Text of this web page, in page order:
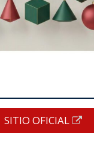
SITIO OFICIAL